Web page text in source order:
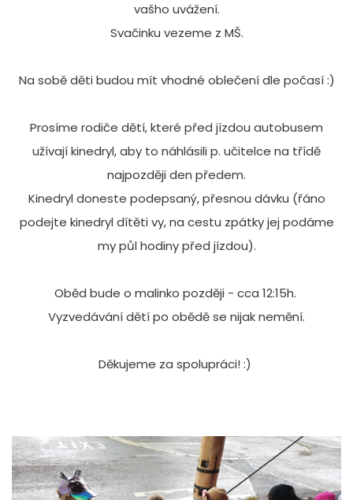
vašho uvážení.
Svačinku vezeme z MŠ.
Na sobě děti budou mít vhodné oblečení dle počasí :)
Prosíme rodiče dětí, které před jízdou autobusem
užívají kinedryl, aby to náhlásili p. učitelce na třídě
najpozději den předem.
Kinedryl doneste podepsaný, přesnou dávku (řáno
podejte kinedryl dítěti vy, na cestu zpátky jej podáme
my půl hodiny před jízdou).
Oběd bude o malinko později - cca 12:15h.
Vyzvedávání dětí po obědě se nijak nemění.
Děkujeme za spolupráci! :)